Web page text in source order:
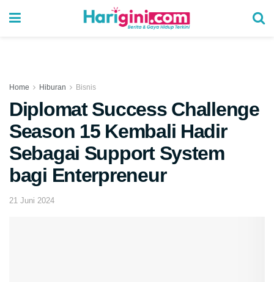
Home Hiburan Bisnis
Diplomat Success Challenge
Season 15 Kembali Hadir
Sebagai Support System
bagi Enterpreneur
21 Juni 2024